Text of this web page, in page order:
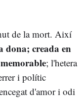
de la mort. Així
creada en
; l'hetera
i polític
d'amor i odi